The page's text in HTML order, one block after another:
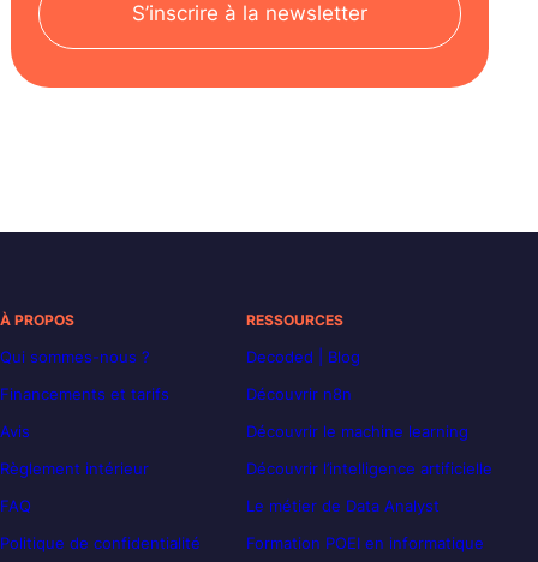
S’inscrire à la newsletter
À PROPOS
Qui sommes-nous ?
Financements et tarifs
Avis
Règlement intérieur
FAQ
Politique de confidentialité
RESSOURCES
Decoded | Blog
Découvrir n8n
Découvrir le machine learning
Découvrir l’intelligence artificielle
Le métier de Data Analyst
Formation POEI en informatique